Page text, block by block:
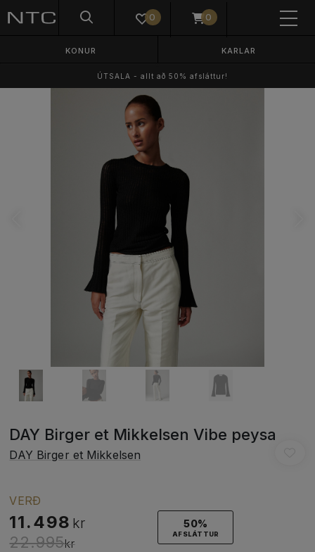
0 0
KONUR KARLAR
ÚTSALA - allt að 50% afsláttur!
DAY Birger et Mikkelsen Vibe peysa
DAY Birger et Mikkelsen
VERÐ
11.498 kr
22.995kr
50%
AFSLÁTTUR